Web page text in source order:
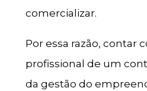
comercializar.
Por essa razão, contar
profissional de um
da gestão do